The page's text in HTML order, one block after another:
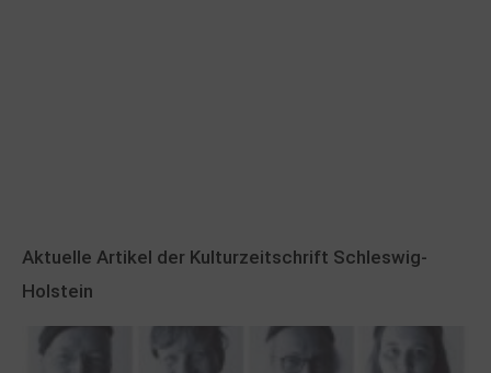
Aktuelle Artikel der Kulturzeitschrift Schleswig-
Holstein